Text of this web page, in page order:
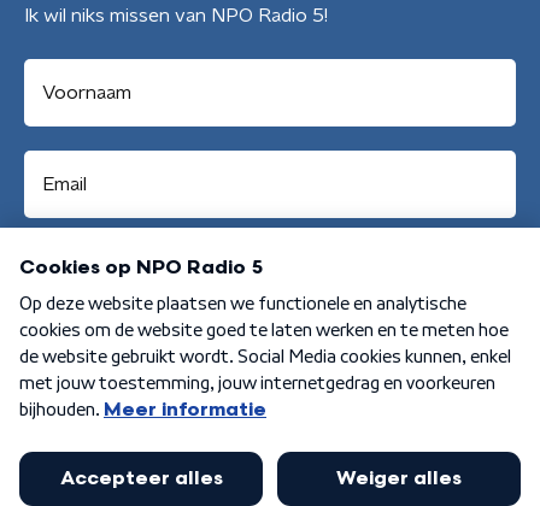
Ik wil niks missen van NPO Radio 5!
Aanmelden
Algemene voorwaarden Privacybeleid